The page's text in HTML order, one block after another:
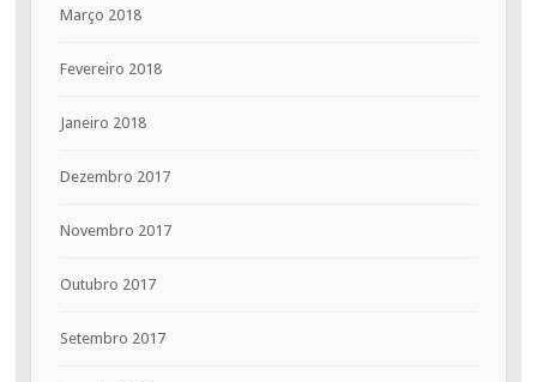
Março 2018
Fevereiro 2018
Janeiro 2018
Dezembro 2017
Novembro 2017
Outubro 2017
Setembro 2017